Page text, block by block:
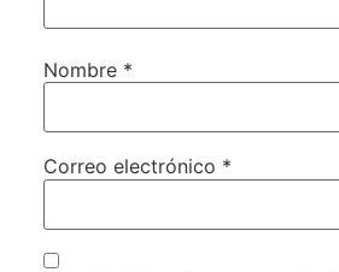
Nombre *
Correo electrónico *